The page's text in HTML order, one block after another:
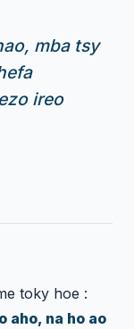
mba tsy
ireo
toky hoe :
aho, na ho ao